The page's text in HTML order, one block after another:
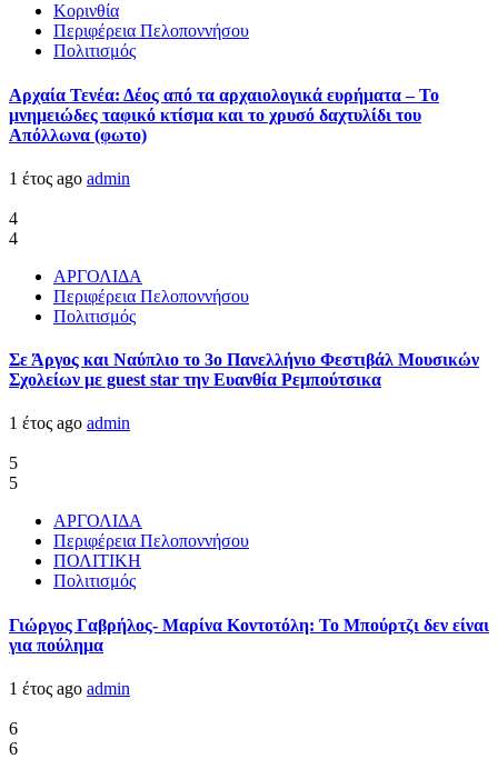
Κορινθία
Περιφέρεια Πελοποννήσου
Πολιτισμός
Αρχαία Τενέα: Δέος από τα αρχαιολογικά ευρήματα – Το
μνημειώδες ταφικό κτίσμα και το χρυσό δαχτυλίδι του
Απόλλωνα (φωτο)
1 έτος ago admin
4
4
ΑΡΓΟΛΙΔΑ
Περιφέρεια Πελοποννήσου
Πολιτισμός
Σε Άργος και Ναύπλιο το 3ο Πανελλήνιο Φεστιβάλ Μουσικών
Σχολείων με guest star την Ευανθία Ρεμπούτσικα
1 έτος ago admin
5
5
ΑΡΓΟΛΙΔΑ
Περιφέρεια Πελοποννήσου
ΠΟΛΙΤΙΚΗ
Πολιτισμός
Γιώργος Γαβρήλος- Μαρίνα Κοντοτόλη: Το Μπούρτζι δεν είναι
για πούλημα
1 έτος ago admin
6
6